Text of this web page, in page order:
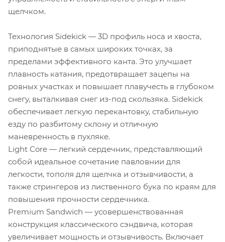
щелчком.
Технология Sidekick — 3D профиль носа и хвоста,
приподнятые в самых широких точках, за
пределами эффективного канта. Это улучшает
плавность катания, предотвращает зацепы на
ровных участках и повышает плавучесть в глубоком
снегу, выталкивая снег из-под скользяка. Sidekick
обеспечивает легкую перекантовку, стабильную
езду по разбитому склону и отличную
маневренность в пухляке.
Light Core — легкий сердечник, представляющий
собой идеальное сочетание павловнии для
легкости, тополя для щелчка и отзывчивости, а
также стрингеров из лиственного бука по краям для
повышения прочности сердечника.
Premium Sandwich — усовершенствованная
конструкция классического сэндвича, которая
увеличивает мощность и отзывчивость. Включает